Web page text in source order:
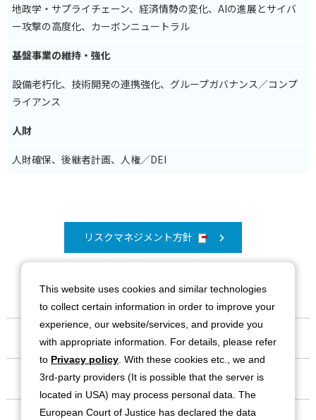
地政学・サプライチェーン、経済情勢の変化、AIの進展とサイバ
ー攻撃の高度化、カーボンニュートラル
基盤事業の維持・強化
設備老朽化、技術開発の連携強化、グループガバナンス／コンプ
ライアンス
人財
人財確保、後継者計画、人権／DEI
リスクマネジメント方針
会社情報
事業紹介
This website uses cookies and similar technologies
to collect certain information in order to improve your
experience, our website/services, and provide you
with appropriate information. For details, please refer
to Privacy policy . With these cookies etc., we and
3rd-party providers (It is possible that the server is
located in USA) may process personal data. The
European Court of Justice has declared the data